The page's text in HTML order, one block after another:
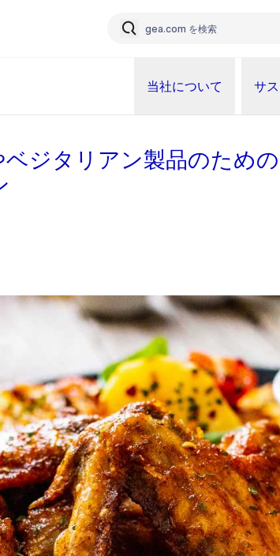
当社について サ
ジタリアン製品のため